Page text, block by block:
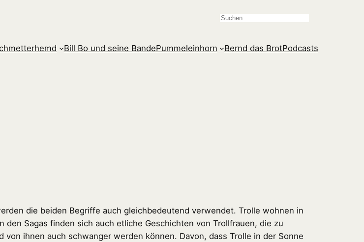
Suchen
Bill Bo und seine BandePummeleinhorn Bernd das BrotPodcasts
die beiden Begriffe auch gleichbedeutend verwendet. Trolle wohnen in
Sagas finden sich auch etliche Geschichten von Trollfrauen, die zu
ihnen auch schwanger werden können. Davon, dass Trolle in der Sonne